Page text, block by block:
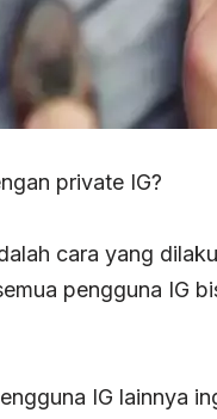
private IG?
cara yang
pengguna IG
IG lainnya